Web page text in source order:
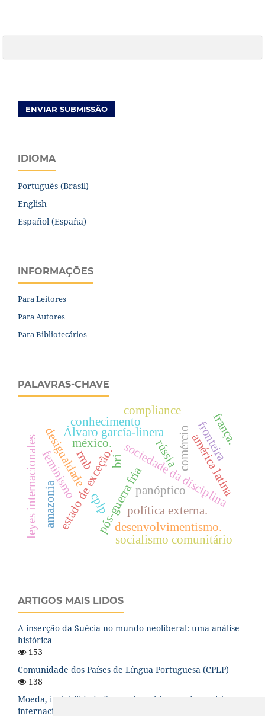
ENVIAR SUBMISSÃO
IDIOMA
Português (Brasil)
English
Español (España)
INFORMAÇÕES
Para Leitores
Para Autores
Para Bibliotecários
PALAVRAS-CHAVE
cplp sociedade da disciplina
rmb comércio
política externa.
pós-guerra fria
rússia
desenvolvimentismo.
socialismo comunitário
Álvaro garcía-linera
estado de exceção.bri
panóptico
méxico. américa latina
feminismo
conhecimento fronteira
compliance
desigualdade
leyes internacionales amazonia
frança.
ARTIGOS MAIS LIDOS
A inserção da Suécia no mundo neoliberal: uma análise
histórica
153
Comunidade dos Países de Língua Portuguesa (CPLP)
138
Moeda, instabilidade financeira e hierarquia no sistema
internacional